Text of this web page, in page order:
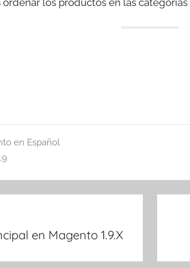
en Español
en Magento 1.9.X